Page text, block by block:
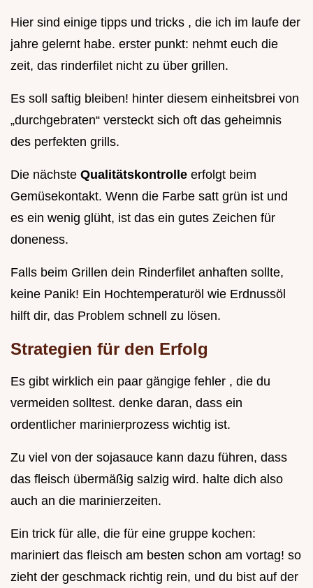
Hier sind einige tipps und tricks , die ich im laufe der
jahre gelernt habe. erster punkt: nehmt euch die
zeit, das rinderfilet nicht zu über grillen.
Es soll saftig bleiben! hinter diesem einheitsbrei von
„durchgebraten“ versteckt sich oft das geheimnis
des perfekten grills.
Die nächste Qualitätskontrolle erfolgt beim
Gemüsekontakt. Wenn die Farbe satt grün ist und
es ein wenig glüht, ist das ein gutes Zeichen für
doneness.
Falls beim Grillen dein Rinderfilet anhaften sollte,
keine Panik! Ein Hochtemperaturöl wie Erdnussöl
hilft dir, das Problem schnell zu lösen.
Strategien für den Erfolg
Es gibt wirklich ein paar gängige fehler , die du
vermeiden solltest. denke daran, dass ein
ordentlicher marinierprozess wichtig ist.
Zu viel von der sojasauce kann dazu führen, dass
das fleisch übermäßig salzig wird. halte dich also
auch an die marinierzeiten.
Ein trick für alle, die für eine gruppe kochen:
mariniert das fleisch am besten schon am vortag! so
zieht der geschmack richtig rein, und du bist auf der